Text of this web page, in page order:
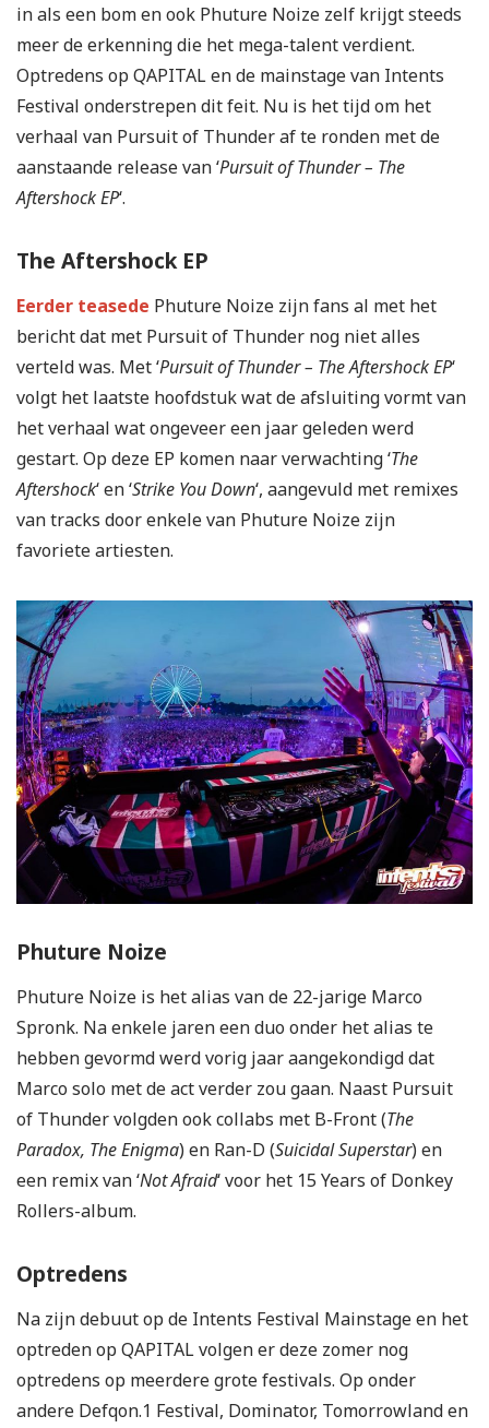
in als een bom en ook Phuture Noize zelf krijgt steeds
meer de erkenning die het mega-talent verdient.
Optredens op QAPITAL en de mainstage van Intents
Festival onderstrepen dit feit. Nu is het tijd om het
verhaal van Pursuit of Thunder af te ronden met de
aanstaande release van ‘Pursuit of Thunder – The
Aftershock EP‘.
The Aftershock EP
Eerder teasede Phuture Noize zijn fans al met het
bericht dat met Pursuit of Thunder nog niet alles
verteld was. Met ‘Pursuit of Thunder – The Aftershock EP‘
volgt het laatste hoofdstuk wat de afsluiting vormt van
het verhaal wat ongeveer een jaar geleden werd
gestart. Op deze EP komen naar verwachting ‘The
Aftershock‘ en ‘Strike You Down‘, aangevuld met remixes
van tracks door enkele van Phuture Noize zijn
favoriete artiesten.
Phuture Noize
Phuture Noize is het alias van de 22-jarige Marco
Spronk. Na enkele jaren een duo onder het alias te
hebben gevormd werd vorig jaar aangekondigd dat
Marco solo met de act verder zou gaan. Naast Pursuit
of Thunder volgden ook collabs met B-Front (The
Paradox, The Enigma) en Ran-D (Suicidal Superstar) en
een remix van ‘Not Afraid‘ voor het 15 Years of Donkey
Rollers-album.
Optredens
Na zijn debuut op de Intents Festival Mainstage en het
optreden op QAPITAL volgen er deze zomer nog
optredens op meerdere grote festivals. Op onder
andere Defqon.1 Festival, Dominator, Tomorrowland en